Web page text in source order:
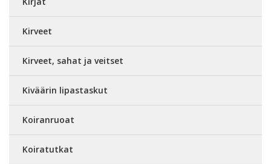
Kirveet
Kirveet, sahat ja veitset
Kiväärin lipastaskut
Koiranruoat
Koiratutkat